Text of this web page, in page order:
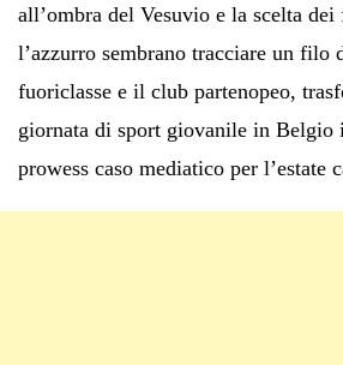
all’ombra del Vesuvio e la scelta
l’azzurro sembrano tracciare un filo
fuoriclasse e il club partenopeo,
giornata di sport giovanile in Belgio
prowess caso mediatico per l’estate